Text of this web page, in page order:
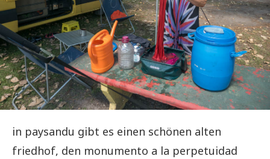
in paysandu gibt es einen schönen alten
friedhof, den monumento a la perpetuidad